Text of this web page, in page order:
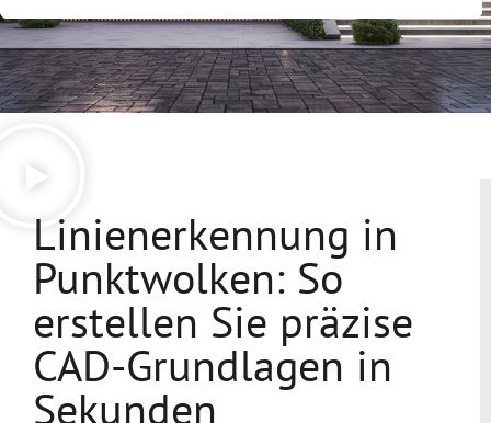
Linienerkennung in
Punktwolken: So
erstellen Sie präzise
CAD-Grundlagen in
Sekunden